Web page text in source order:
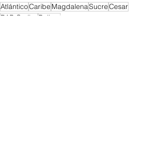
AtlánticoCaribe MagdalenaSucreCesar
RAP Caribe
Bolivar